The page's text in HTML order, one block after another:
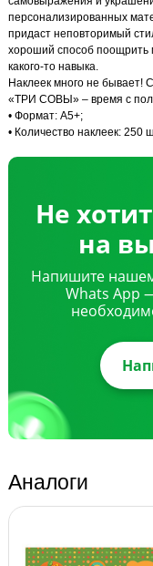
персонализированных
придаст неповторимый
хороший способ поощрить
какого-то навыка.
Наклеек много не бывает!
«ТРИ СОВЫ» – время с
• Формат: А5+;
• Количество наклеек: 250
Не
на
Напишите
Whats App
Аналоги